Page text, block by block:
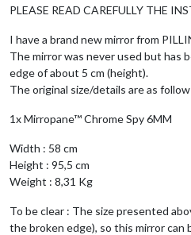
PLEASE READ CAREFULLY THE
I have a brand new mirror from
The mirror was never used but has
edge of about 5 cm (height).
The original size/details are as
1x Mirropane™ Chrome Spy 6MM
Width : 58 cm
Height : 95,5 cm
Weight : 8,31 Kg
To be clear : The size presented
the broken edge), so this mirror can